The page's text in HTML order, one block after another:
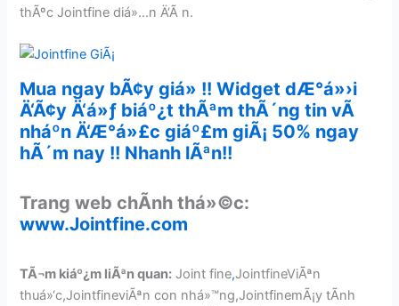
thÃºc Jointfine diá»…n Ä‘Ã n.
Mua ngay bÃ¢y giá» !! Widget dÆ°á»›i
Ä‘Ã¢y Ä‘á»ƒ biáº¿t thÃªm thÃ´ng tin vÃ
nháº­n Ä‘Æ°á»£c giáº£m giÃ¡ 50% ngay
hÃ´m nay !! Nhanh lÃªn!!
Trang web chÃ­nh thá»©c:
www.Jointfine.com
TÃ¬m kiáº¿m liÃªn quan: Joint fine,JointfineViÃªn
thuá»‘c,JointfineviÃªn con nhá»™ng,JointfinemÃ¡y tÃ­nh